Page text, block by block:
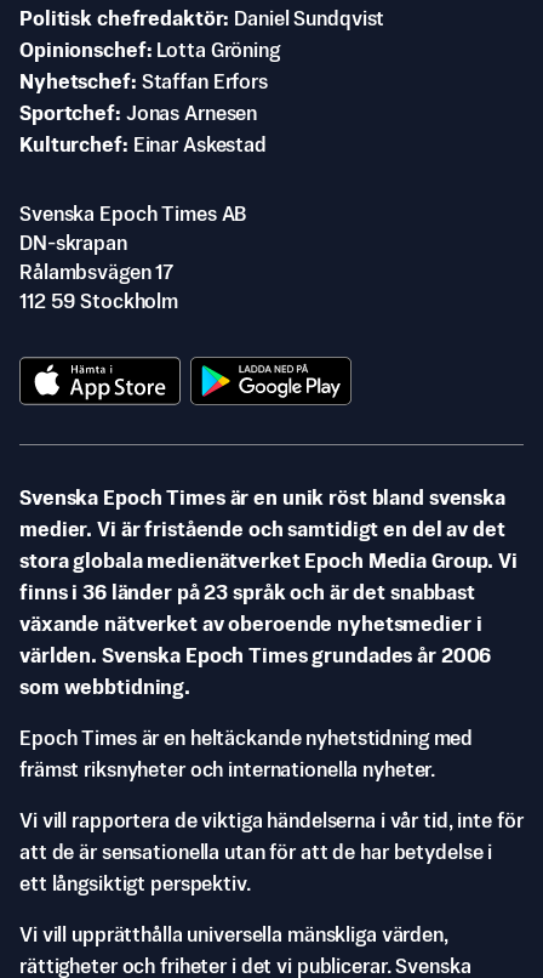
Politisk chefredaktör
Daniel Sundqvist
Opinionschef
Lotta Gröning
Nyhetschef Staffan Erfors
Sportchef Jonas Arnesen
Kulturchef
Einar Askestad
Svenska Epoch Times AB
DN-skrapan
Rålambsvägen 17
112 59 Stockholm
Svenska Epoch Times är en unik röst bland svenska
medier. Vi är fristående och samtidigt en del av det
stora globala medienätverket Epoch Media Group. Vi
finns i 36 länder på 23 språk och är det snabbast
växande nätverket av oberoende nyhetsmedier i
världen. Svenska Epoch Times grundades år 2006
som webbtidning.
Epoch Times är en heltäckande nyhetstidning med
främst riksnyheter och internationella nyheter.
Vi vill rapportera de viktiga händelserna i vår tid, inte för
att de är sensationella utan för att de har betydelse i
ett långsiktigt perspektiv.
Vi vill upprätthålla universella mänskliga värden,
rättigheter och friheter i det vi publicerar. Svenska